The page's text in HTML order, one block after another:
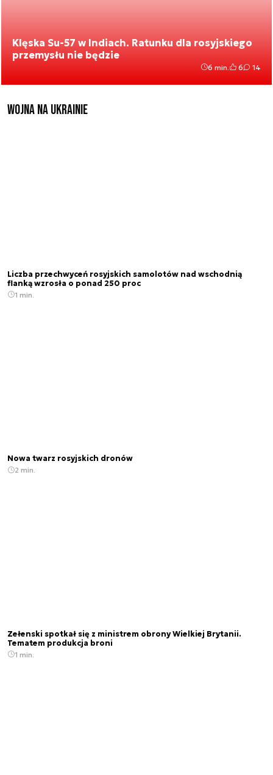
Klęska Su-57 w Indiach. Ratunku dla rosyjskiego
przemysłu nie będzie
6 min. 6 14
Wojna na Ukrainie
Liczba przechwyceń rosyjskich samolotów nad wschodnią
flanką wzrosła o ponad 250 proc
1 min.
Nowa twarz rosyjskich dronów
2 min.
Zełenski spotkał się z ministrem obrony Wielkiej Brytanii.
Tematem produkcja broni
1 min.